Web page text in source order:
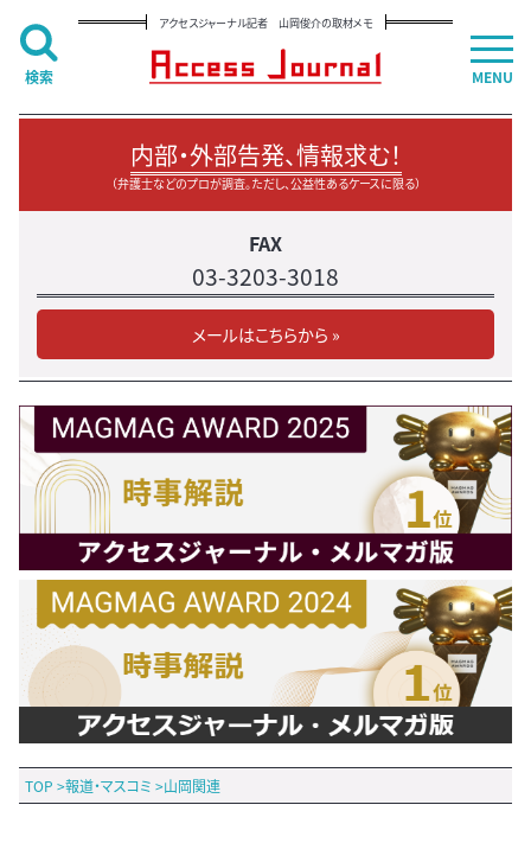
アクセスジャーナル記者 山岡俊介の取材メモ
内部・外部告発、情報求む！
（弁護士などのプロが調査。ただし、公益性あるケースに限る）
FAX
03-3203-3018
メールはこちらから »
TOP >報道・マスコミ >山岡関連
MENU
検索